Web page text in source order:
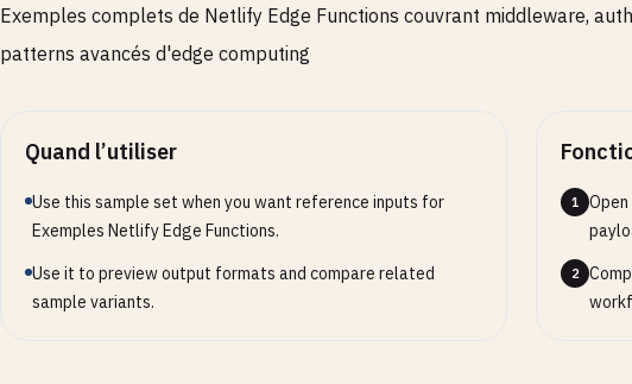
Exemples complets de Netlify Edge Functions couvrant middleware,
patterns avancés d'edge computing
Quand l’utiliser
Use this sample set when you want reference inputs for
Exemples Netlify Edge Functions.
Use it to preview output formats and compare related
sample variants.
1
2